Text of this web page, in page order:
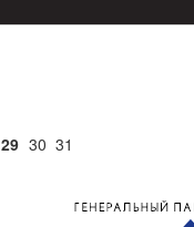
29 30 31